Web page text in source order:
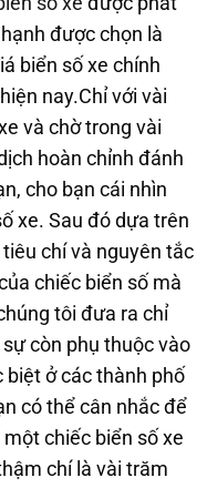
được chọn là
biển số xe chính
nay.Chỉ với vài
và chờ trong vài
hoàn chỉnh đánh
cho bạn cái nhìn
xe. Sau đó dựa trên
chí và nguyên tắc
chiếc biển số mà
tôi đưa ra chỉ
còn phụ thuộc vào
ở các thành phố
có thể cân nhắc để
chiếc biển số xe
chí là vài trăm